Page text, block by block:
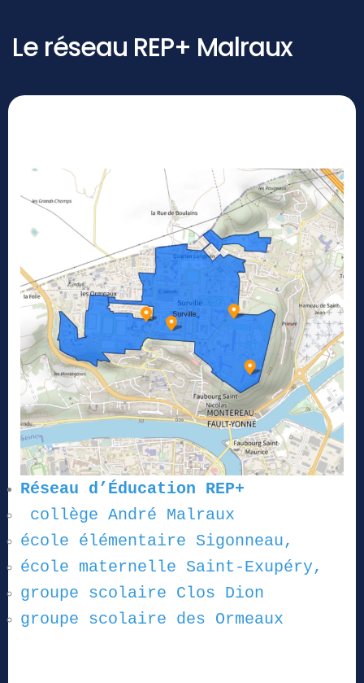
Le réseau REP+ Malraux
Réseau d’Éducation REP+
collège André Malraux
école élémentaire Sigonneau,
école maternelle Saint-Exupéry,
groupe scolaire Clos Dion
groupe scolaire des Ormeaux